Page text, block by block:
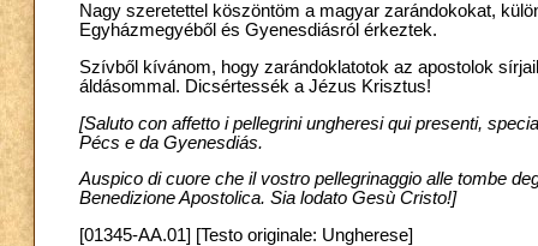
Nagy szeretettel köszöntöm a magyar zarándokokat,
Egyházmegyéből és Gyenesdiásról érkeztek.
Szívből kívánom, hogy zarándoklatotok az apostolok
áldásommal. Dicsértessék a Jézus Krisztus!
[Saluto con affetto i pellegrini ungheresi qui presenti,
Pécs e da Gyenesdiás.
Auspico di cuore che il vostro pellegrinaggio alle tombe
Benedizione Apostolica. Sia lodato Gesù Cristo!]
[01345-AA.01] [Testo originale: Ungherese]